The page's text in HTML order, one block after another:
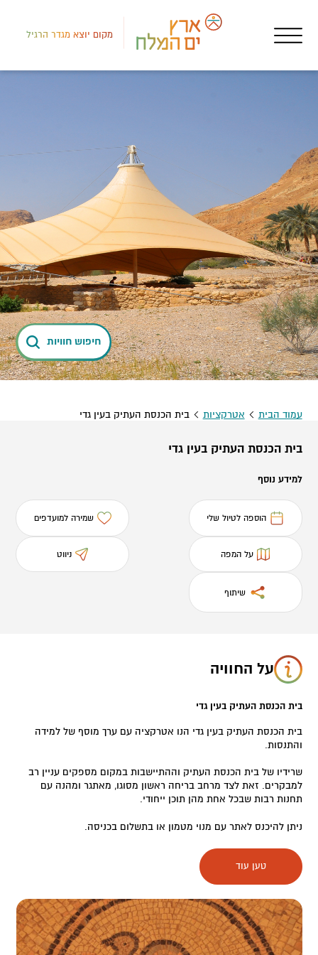
מקום יוצא מגדר הרגיל
חיפוש חוויות
עמוד הבית אטרקציות בית הכנסת העתיק בעין גדי
בית הכנסת העתיק בעין גדי
למידע נוסף
הוספה לטיול שלי שמירה למועדפים
על המפה ניווט
שיתוף
על החוויה
בית הכנסת העתיק בעין גדי
בית הכנסת העתיק בעין גדי הנו אטרקציה עם ערך מוסף של למידה
והתנסות.
שרידיו של בית הכנסת העתיק וההתיישבות במקום מספקים עניין רב
למבקרים. זאת לצד מרחב בריחה ראשון מסוגו, מאתגר ומהנה עם
תחנות רבות שבכל אחת מהן תוכן ייחודי.
ניתן להיכנס לאתר עם מנוי מטמון או בתשלום בכניסה.
את מרחב הבריחה יש להזמין בהרשמה מראש.
וכעת, לאחר שכיסינו את הפרטים הבסיסיים נצלול רגע לסיפור של
האנשים של עין גדי
עדויות ראשונות להתיישבות באזור יש כבר מהמאה ה-7 לפני הספירה,
טען עוד